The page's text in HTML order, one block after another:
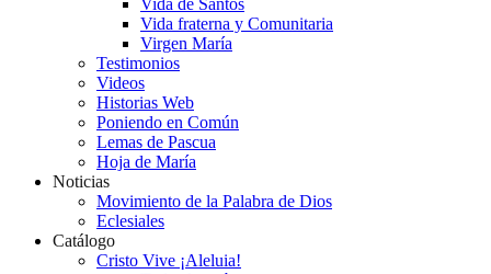
Vida fraterna y Comunitaria
Virgen María
Testimonios
Videos
Historias Web
Poniendo en Común
Lemas de Pascua
Hoja de María
Noticias
Movimiento de la Palabra de Dios
Eclesiales
Catálogo
Cristo Vive ¡Aleluia!